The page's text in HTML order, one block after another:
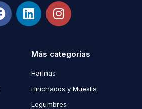
Más categorías
Harinas
Hinchados y Mueslis
Legumbres